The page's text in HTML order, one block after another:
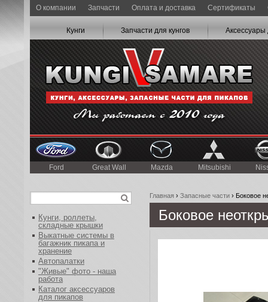
О компании Запчасти Оплата и доставка Сертификаты
Кунги Запчасти для кунгов Аксессуары
Ford Great Wall Mazda Mitsubishi
Главная › Запасные части › Боковое
Боковое
Кунги, роллеты,
складные крышки
Выкатные системы в
багажник пикапа и
хранение
Автопалатки
"Живые" фото - наша
работа
Каталог аксессуаров
для пикапов